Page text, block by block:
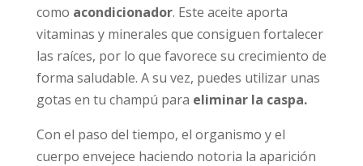
como acondicionador. Este aceite aporta
vitaminas y minerales que consiguen fortalecer
las raíces, por lo que favorece su crecimiento de
forma saludable. A su vez, puedes utilizar unas
gotas en tu champú para eliminar la caspa.
Con el paso del tiempo, el organismo y el
cuerpo envejece haciendo notoria la aparición